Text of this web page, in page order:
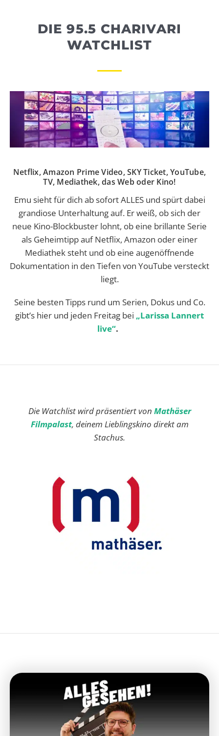
DIE 95.5 CHARIVARI
WATCHLIST
Netflix, Amazon Prime Video, SKY Ticket, YouTube,
TV, Mediathek, das Web oder Kino!
Emu sieht für dich ab sofort ALLES und spürt dabei
grandiose Unterhaltung auf. Er weiß, ob sich der
neue Kino-Blockbuster lohnt, ob eine brillante Serie
als Geheimtipp auf Netflix, Amazon oder einer
Mediathek steht und ob eine augenöffnende
Dokumentation in den Tiefen von YouTube versteckt
liegt.
Seine besten Tipps rund um Serien, Dokus und Co.
gibt’s hier und jeden Freitag bei „Larissa Lannert
live“.
Die Watchlist wird präsentiert von Mathäser
Filmpalast, deinem Lieblingskino direkt am
Stachus.